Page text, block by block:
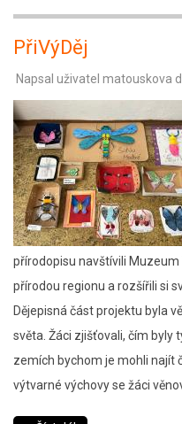
-
Čarodějnice
PřiVýDěj
Napsal uživatel matouskova
přírodopisu navštívili
přírodou regionu a rozšířili si
Dějepisná část projektu byla
světa. Žáci zjišťovali, čím byly
zemích bychom je mohli najít
výtvarné výchovy se žáci